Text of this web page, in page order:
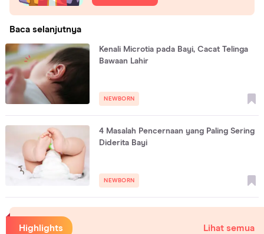
Baca selanjutnya
Kenali Microtia pada Bayi, Cacat Telinga
Bawaan Lahir
NEWBORN
4 Masalah Pencernaan yang Paling Sering
Diderita Bayi
NEWBORN
Highlights Lihat semua